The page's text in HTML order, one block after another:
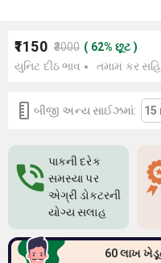
₹1150 ₹3000 ( 62% છૂટ)
યુનિટ દીઠ ભાવ
તમામ કર
બીજી અન્ય સાઈઝમાં: 15
પાકની દરેક
સમસ્યા પર
એગ્રી ડોક્ટરની
યોગ્ય સલાહ
60 લાખ